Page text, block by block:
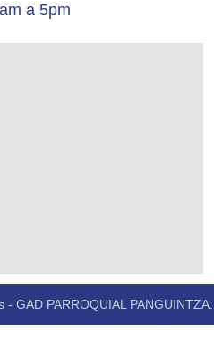
a 5pm
GAD PARROQUIAL PANGUINTZA.